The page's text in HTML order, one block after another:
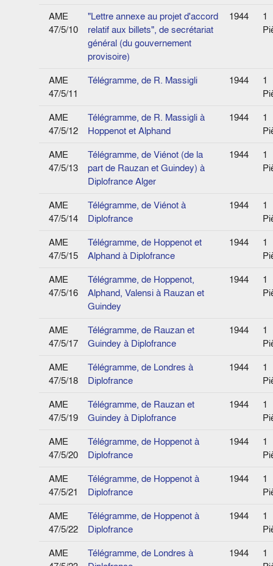
AME
47/5/10
"Lettre annexe au projet d'accord
relatif aux billets", de secrétariat
général (du gouvernement
provisoire)
1944
1
AME
47/5/11
Télégramme, de R. Massigli 1944
1
AME
47/5/12
Télégramme, de R. Massigli à
Hoppenot et Alphand
1944
1
AME
47/5/13
Télégramme, de Viénot (de la
part de Rauzan et Guindey) à
Diplofrance Alger
1944
1
AME
47/5/14
Télégramme, de Viénot à
Diplofrance
1944
1
AME
47/5/15
Télégramme, de Hoppenot et
Alphand à Diplofrance
1944
1
AME
47/5/16
Télégramme, de Hoppenot,
Alphand, Valensi à Rauzan et
Guindey
1944
1
AME
47/5/17
Télégramme, de Rauzan et
Guindey à Diplofrance
1944
1
AME
47/5/18
Télégramme, de Londres à
Diplofrance
1944
1
AME
47/5/19
Télégramme, de Rauzan et
Guindey à Diplofrance
1944
1
AME
47/5/20
Télégramme, de Hoppenot à
Diplofrance
1944
1
AME
47/5/21
Télégramme, de Hoppenot à
Diplofrance
1944
1
AME
47/5/22
Télégramme, de Hoppenot à
Diplofrance
1944
1
AME
Télégramme, de Londres à
1944
1